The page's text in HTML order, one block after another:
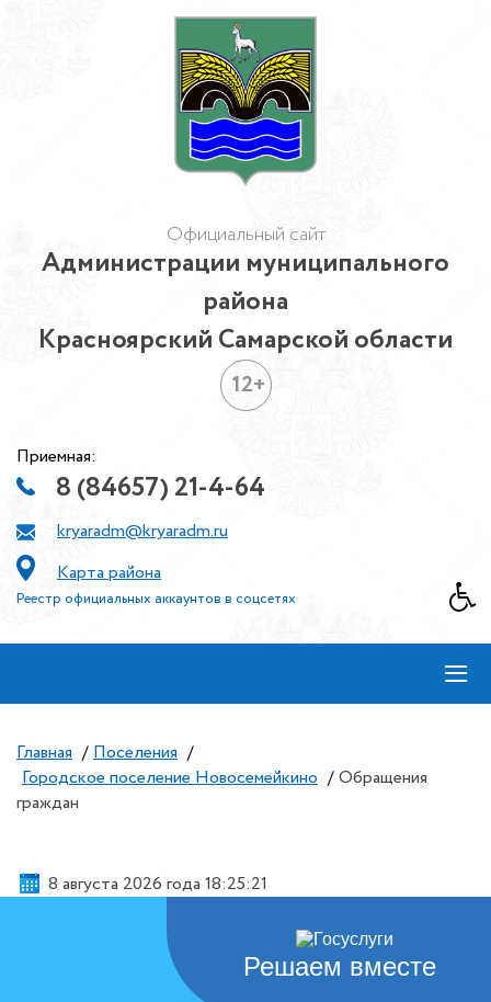
Официальный сайт
Администрации муниципального
района
Красноярский Самарской области
12+
Приемная:
8 (84657) 21-4-64
kryaradm@kryaradm.ru
Карта района
Реестр официальных аккаунтов в соцсетях
≡
Главная / Поселения /
Городское поселение Новосемейкино / Обращения
граждан
8 августа 2026 года 18:25:22
Решаем вместе